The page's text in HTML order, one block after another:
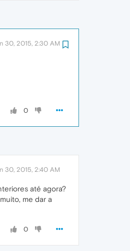
30, 2015, 2:30 AM
0
30, 2015, 2:40 AM
até agora?
me dar a
0